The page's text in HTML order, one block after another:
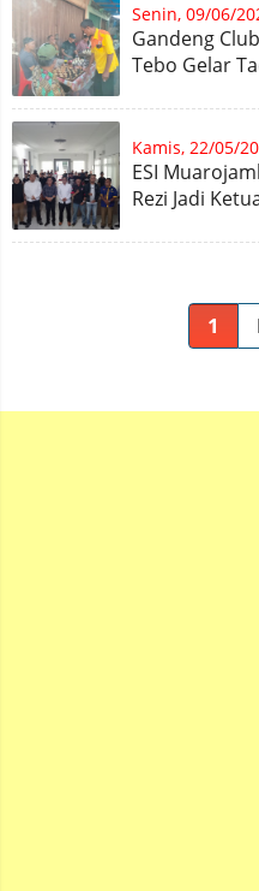
Senin, 09/06/
Gandeng
Tebo Gelar
Kamis, 22/05/
ESI
Rezi Jadi
1